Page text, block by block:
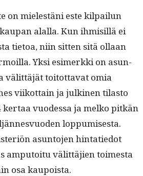
on mielestäni este kil­pailun
alal­la. Kun ihmisil­lä ei
tietoa, niin sit­ten sitä ollaan
Yksi esimerk­ki on asun­
välit­täjät toitot­ta­vat omia
viikot­tain ja julki­nen tilas­to
vuodessa ja melko pitkän
lop­pumis­es­ta.
asun­to­jen hin­tatiedot
amputoitu välit­täjien toimes­ta
osa kaupoista.